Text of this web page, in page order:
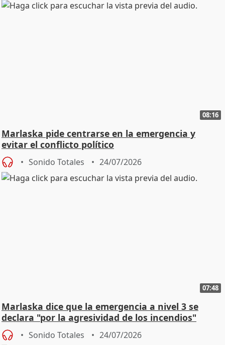
08:16
Marlaska pide centrarse en la emergencia y
evitar el conflicto político
Sonido Totales 24/07/2026
07:48
Marlaska dice que la emergencia a nivel 3 se
declara "por la agresividad de los incendios"
Sonido Totales 24/07/2026